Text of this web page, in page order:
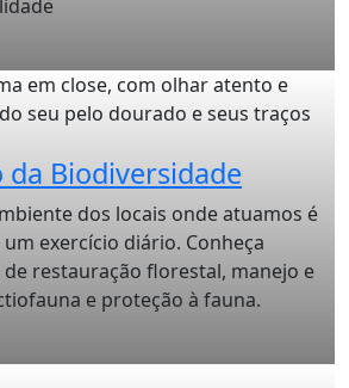
da Biodiversidade
dos locais onde atuamos é
exercício diário. Conheça
de restauração florestal, manejo e
e proteção à fauna.